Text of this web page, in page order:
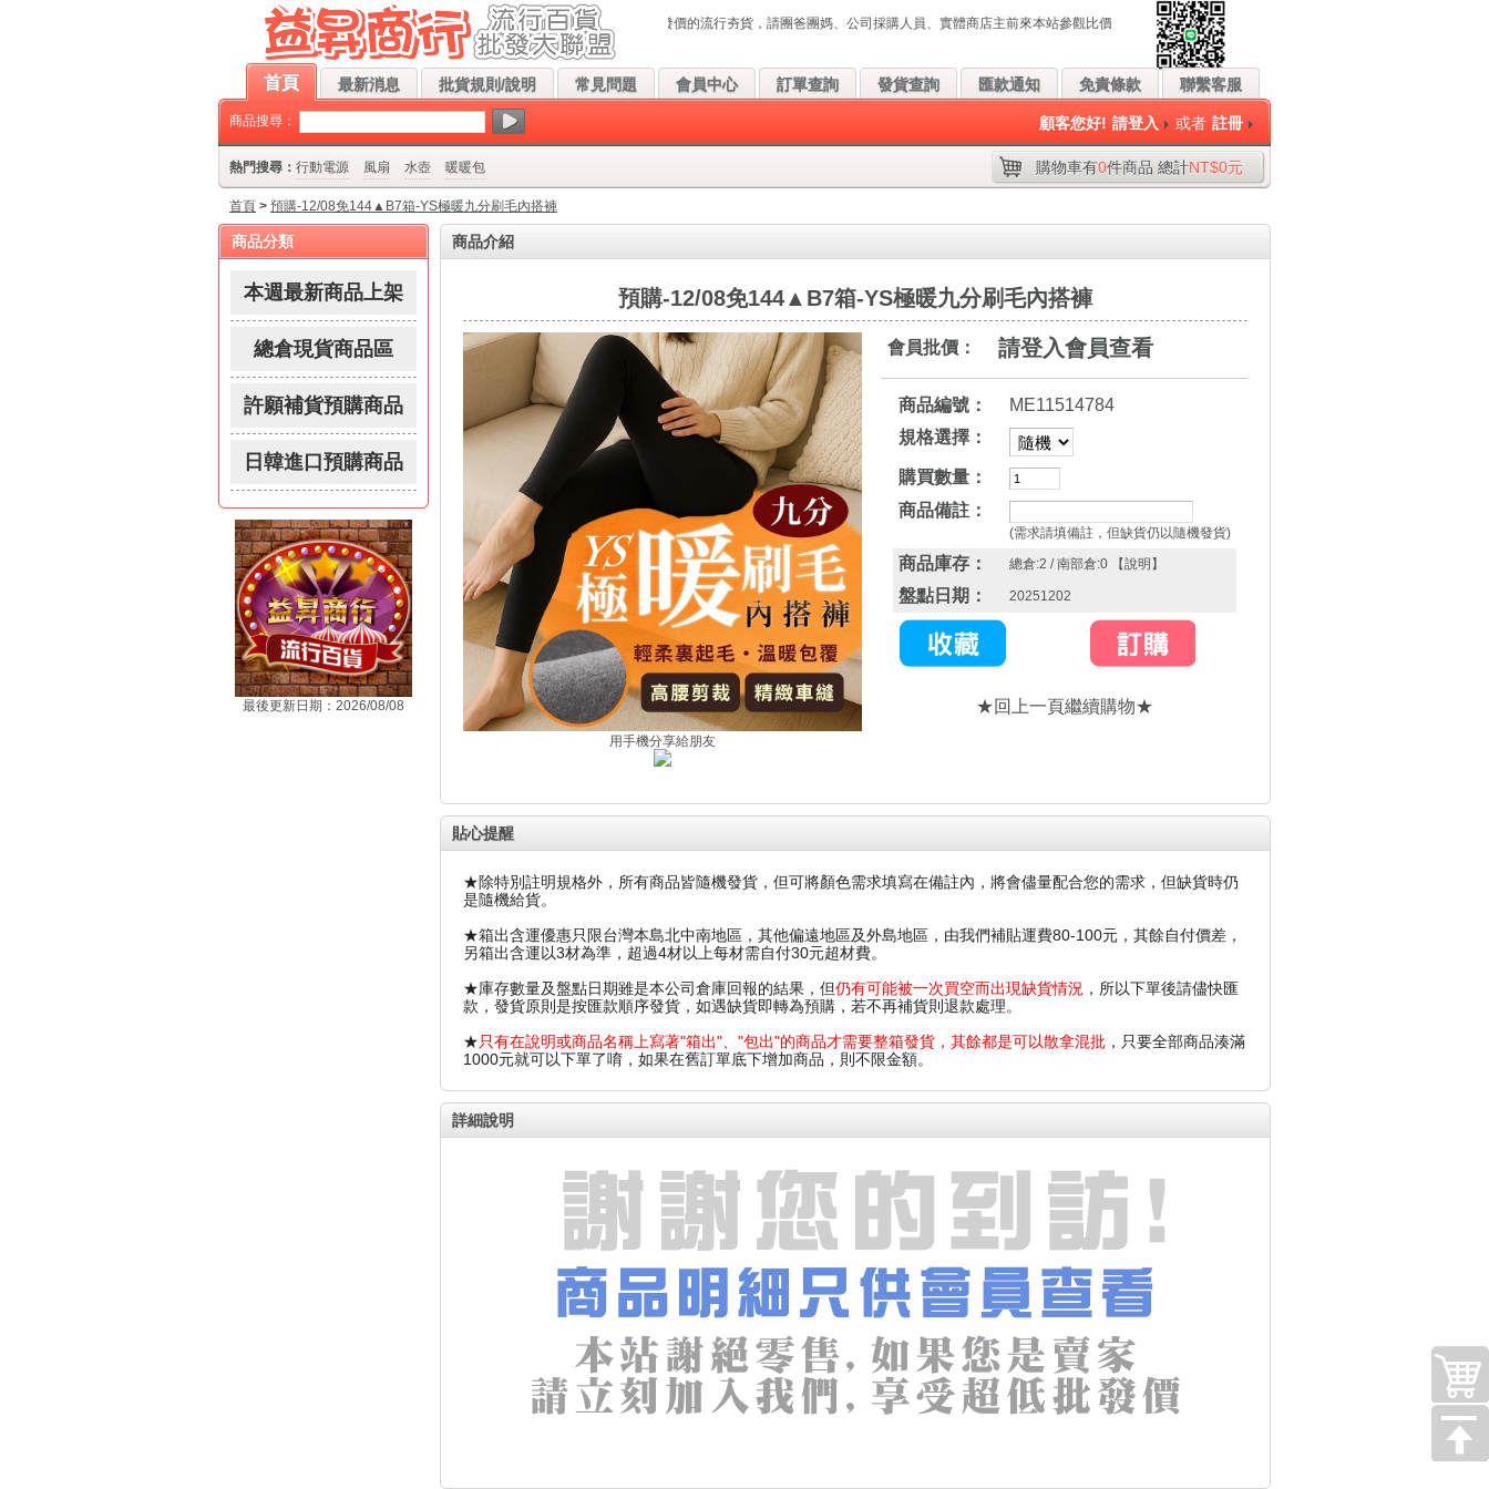
12/08免144▲B7箱-YS極暖九分刷毛內搭褲-★益昇★流行百貨批發 歡迎您!本站每天都會上架最新、最低批發價的流行夯貨，請團爸團媽、公司採購人員、實體商店主前來本站參觀比價。
首頁 最新消息 批貨規則/說明 常見問題 會員中心 訂單查詢 發貨查詢 匯款通知 免責條款 聯繫客服
商品搜尋： 顧客您好! 請登入 或者 註冊
熱門搜尋： 行動電源 風扇 水壺 暖暖包 購物車有0件商品 總計NT$0元
首頁 > 預購-12/08免144▲B7箱-YS極暖九分刷毛內搭褲
商品介紹
預購-12/08免144▲B7箱-YS極暖九分刷毛內搭褲
會員批價： 請登入會員查看
商品編號：
ME11514784
規格選擇：
購買數量：
商品備註：
(需求請填備註，但缺貨仍以隨機發貨)
商品庫存： 總倉:2 / 南部倉:0 【說明 】
盤點日期： 20251202
★回上一頁繼續購物★
用手機分享給朋友
貼心提醒
★除特別註明規格外，所有商品皆隨機發貨，但可將顏色需求填寫在備註內，將會儘量配合您的需求，但缺貨時仍
是隨機給貨。
★箱出含運優惠只限台灣本島北中南地區，其他偏遠地區及外島地區，由我們補貼運費80-100元，其餘自付價差，
另箱出含運以3材為準，超過4材以上每材需自付30元超材費。
★庫存數量及盤點日期雖是本公司倉庫回報的結果，但仍有可能被一次買空而出現缺貨情況 ，所以下單後請儘快匯
款，發貨原則是按匯款順序發貨，如遇缺貨即轉為預購，若不再補貨則退款處理。
★只有在說明或商品名稱上寫著"箱出"、"包出"的商品才需要整箱發貨，其餘都是可以散拿混批 ，只要全部商品湊滿
1000元就可以下單了唷，如果在舊訂單底下增加商品，則不限金額。
詳細說明
商品分類
本週最新商品上架
總倉現貨商品區
許願補貨預購商品
日韓進口預購商品
最後更新日期：2026/08/08